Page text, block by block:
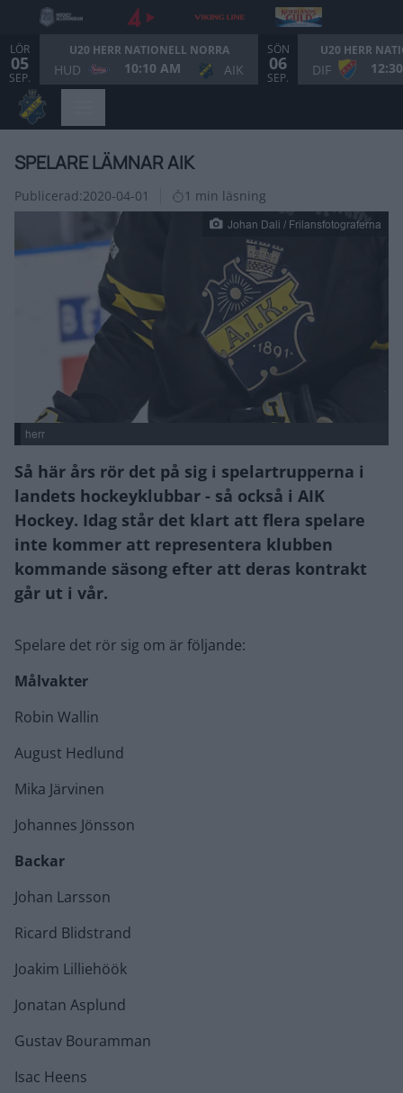
LÖR
05
SEP.
U20 HERR NATIONELL NORRA
HUD 10:10 AM AIK
SÖN
06
SEP.
U20 HERR
DIF
SPELARE LÄMNAR AIK
Publicerad:2020-04-01 1 min läsning
Johan Dali / Frilansfotograferna
herr
Så här års rör det på sig i spelartrupperna i
landets hockeyklubbar - så också i AIK
Hockey. Idag står det klart att flera spelare
inte kommer att representera klubben
kommande säsong efter att deras kontrakt
går ut i vår.
Spelare det rör sig om är följande:
Målvakter
Robin Wallin
August Hedlund
Mika Järvinen
Johannes Jönsson
Backar
Johan Larsson
Ricard Blidstrand
Joakim Lilliehöök
Jonatan Asplund
Gustav Bouramman
Isac Heens